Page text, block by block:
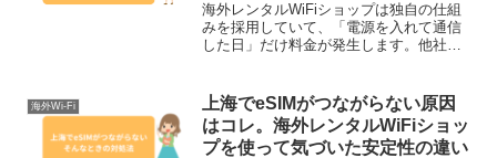
海外レンタルWiFiショップは独自の仕組
みを採用していて、「電源を入れて通信
した日」だけ料金が発生します。他社
ても1日分まるごと課金電源オフでも料金
は同じしか...
海外Wi-Fi
上海でeSIMがつながらない原因
はコレ。海外レンタルWiFiショッ
プを使って気づいた安定性の違い